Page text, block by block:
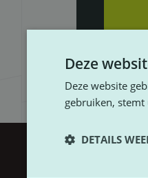
Ben je
Deze
Deze website
gebruiken,
DETAILS